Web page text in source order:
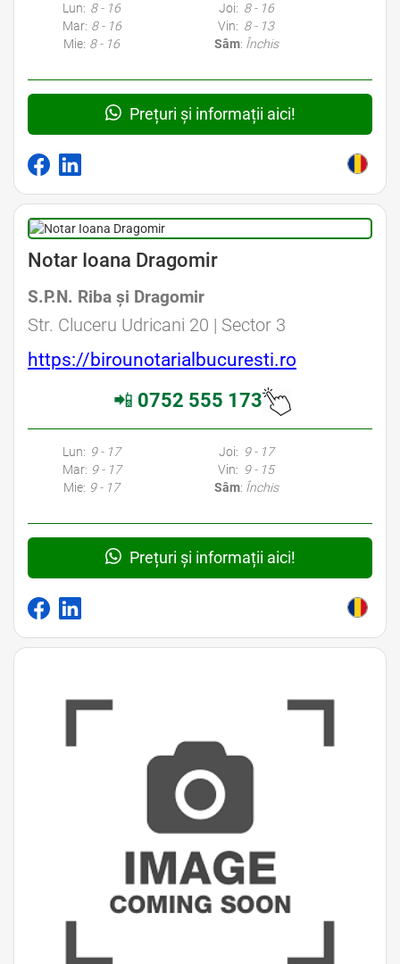
Lun: 8 - 16
Mar: 8 - 16
Mie: 8 - 16
Joi: 8 - 16
Vin: 8 - 13
Sâm: Închis
Prețuri și informații aici!
Notar Ioana Dragomir
S.P.N. Riba şi Dragomir
Avocat Specializat în Drept Civil • Avocat Specializat în Dreptul Familiei
Str. Cluceru Udricani 20 | Sector 3
https://birounotarialbucuresti.ro
📲 0752 555 173
Avocati Bucuresti • Cabinete Avocatura Bucuresti • Avocati Specializati Bucuresti • Avocat Bun Bucuresti • Avocat Bucuresti • Bucuresti Avocat • Avocat
Lun: 9 - 17
Mar: 9 - 17
Mie: 9 - 17
Joi: 9 - 17
Vin: 9 - 15
Sâm: Închis
Prețuri și informații aici!